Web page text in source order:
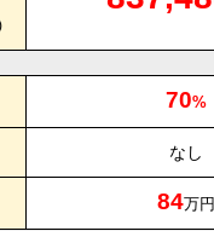
70%
なし
84万円